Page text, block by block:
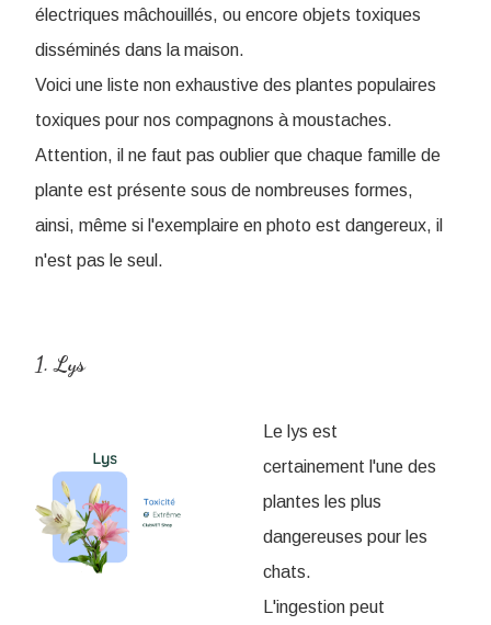
électriques mâchouillés, ou encore objets toxiques
disséminés dans la maison.
Voici une liste non exhaustive des plantes populaires
toxiques pour nos compagnons à moustaches.
Attention, il ne faut pas oublier que chaque famille de
plante est présente sous de nombreuses formes,
ainsi, même si l'exemplaire en photo est dangereux, il
n'est pas le seul.
1. Lys
Le lys est
certainement l'une des
plantes les plus
dangereuses pour les
chats.
L'ingestion peut